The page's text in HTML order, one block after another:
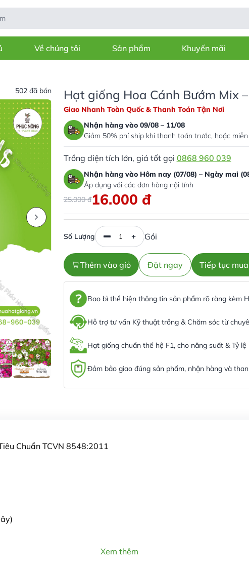
Về chúng tôi Sản phẩm Khuyến mãi
502 đã bán Hạt giống Hoa Cánh Bướm Mix
Giao Nhanh Toàn Quốc & Thanh Toán Tận Nơi
Nhận hàng vào 09/08 – 11/08
Giảm 50% phí ship khi thanh toán trước, hoặc
Trồng diện tích lớn, giá tốt gọi 0868 960 039
Nhận hàng vào Hôm nay (07/08) – Ngày mai
Áp dụng với các đơn hàng nội tỉnh
25.000đ16.000 đ
Số Lượng Gói
Thêm vào giỏ Đặt ngay Tiếp tục
Bao bì thể hiện thông tin sản phẩm rõ ràng kèm
Hỗ trợ tư vấn Kỹ thuật trồng & Chăm sóc từ
Hạt giống chuẩn thế hệ F1, cho năng suất & Tỷ lệ
Đảm bảo giao đúng sản phẩm, nhận hàng và
Chuẩn TCVN 8548:2011
Xem thêm